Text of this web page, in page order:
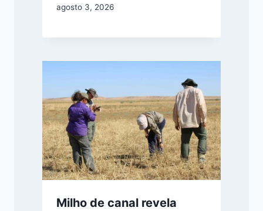
agosto 3, 2026
Milho de canal revela